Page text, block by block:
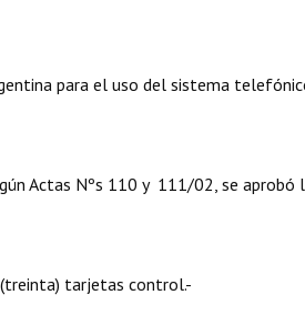
para el uso del sistema
Actas Nºs 110 y 111/02, se aprobó
tarjetas control.-